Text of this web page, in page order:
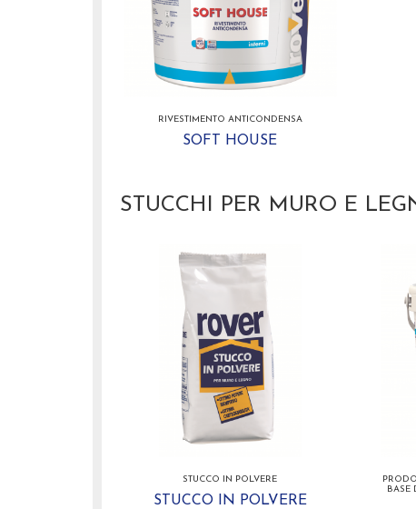
RIVESTIMENTO ANTICONDENSA
SOFT HOUSE
STUCCHI PER MURO E
STUCCO IN POLVERE
STUCCO IN POLVERE
BASE